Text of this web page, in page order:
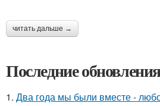
читать дальше →
Последние
1. Два года мы были вместе -